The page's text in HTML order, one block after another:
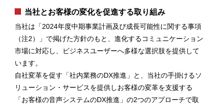
当社とお客様の変化を促進する取り組み
当社は「2024年度中期事業計画及び成⻑可能性に関する事項
（注2）」で掲げた方針のもと、進化するコミュニケーション
市場に対応し、ビジネスユーザーへ多様な選択肢を提供して
います。
自社変革を促す「社内業務のDX推進」と、当社の手掛けるソ
リューション・サービスを提供しお客様の変革を支援する
「お客様の音声システムのDX推進」の2つのアプローチで取